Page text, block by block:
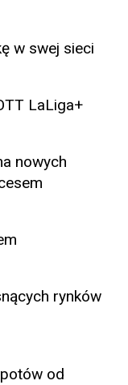
w swej sieci
LaLiga+
nowych
rynków
od